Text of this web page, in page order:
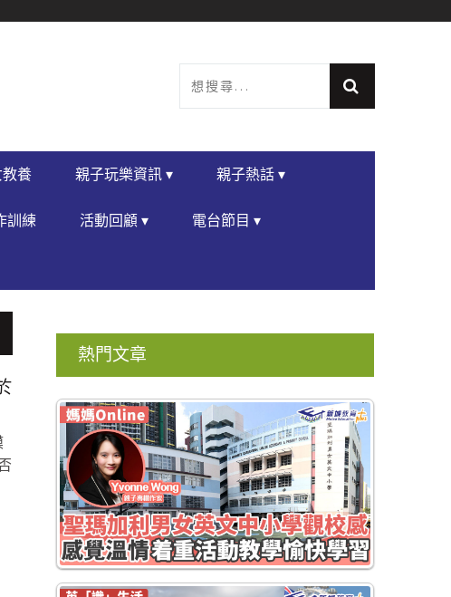
養 親子玩樂資訊 ▾ 親子熱話 ▾
訓練 活動回顧 ▾ 電台節目 ▾
熱門文章